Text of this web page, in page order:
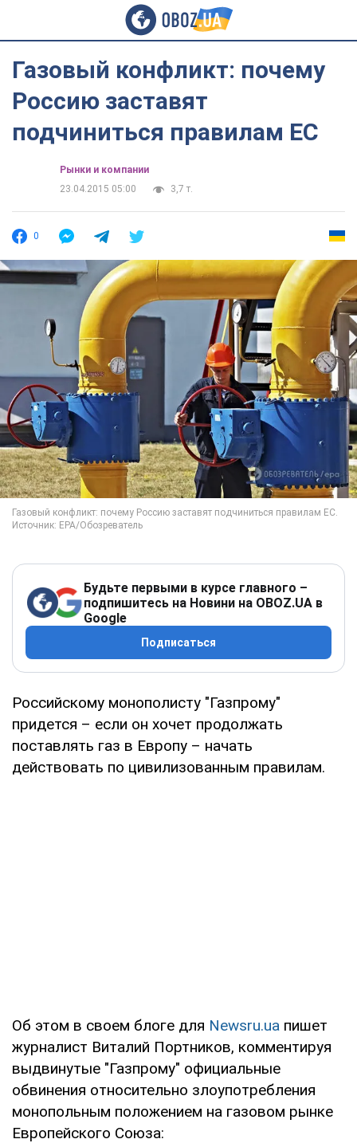
Газовый конфликт: почему
Россию заставят
подчиниться правилам ЕС
Рынки и компании
23.04.2015 05:00
3,7 т.
0
Будьте первыми в курсе главного –
подпишитесь на Новини на OBOZ.UA в
Google
Подписаться
Российскому монополисту "Газпрому"
придется – если он хочет продолжать
поставлять газ в Европу – начать
действовать по цивилизованным правилам.
Об этом в своем блоге для Newsru.ua пишет
журналист Виталий Портников, комментируя
выдвинутые "Газпрому" официальные
обвинения относительно злоупотребления
монопольным положением на газовом рынке
Европейского Союза: